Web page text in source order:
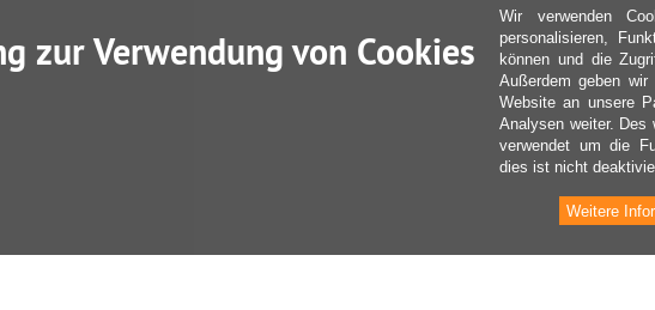
zur Verwendung von Cookies
Wir verwenden
personalisieren,
können und die
Außerdem geben
Website an unsere
Analysen weiter. Des
verwendet um die
dies ist nicht
Weitere